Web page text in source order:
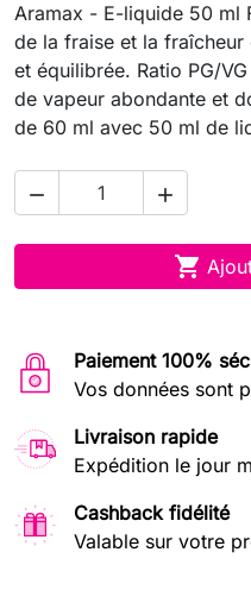
Aramax - E-liquide 50 ml
de la fraise et la
et équilibrée. Ratio PG/
de vapeur abondante et
de 60 ml avec 50 ml de
 

Paiement 100%
Vos données sont
Livraison rapide
Expédition le jour
Cashback fidélité
Valable sur votre